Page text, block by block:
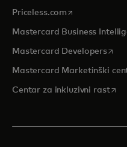
Priceless.com opens in a new
Mastercard Business
Mastercard Developers
Mastercard Marketinški
Centar za inkluzivni rast